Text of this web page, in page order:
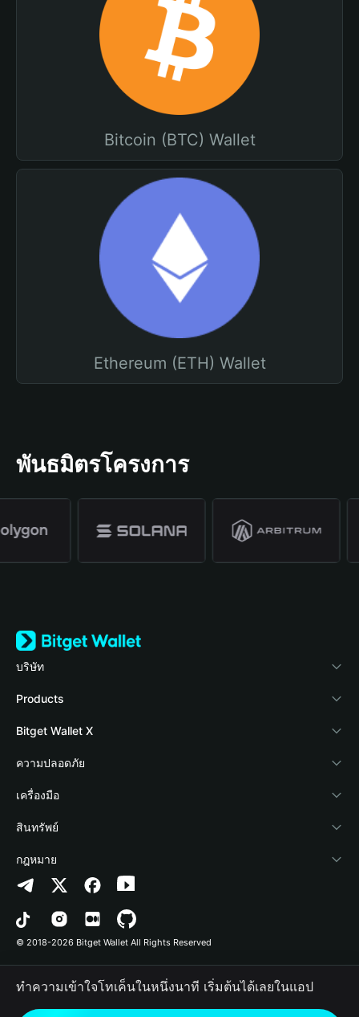
Bitcoin (BTC) Wallet
Ethereum (ETH) Wallet
พันธมิตรโครงการ
บริษัท
เกี่ยวกับ Bitget Wallet
Blog
Academy
ข่าวสารด้านคริปโต
ศูนย์ช่วยเหลือ
ติดต่อเรา
ทรัพยากรข้อมูลของแบรนด์
อาชีพ
Products
Crypto Card
Stablecoin Earn
Payfi Crypto
Crypto Swap API
Altcoin Season Index
Prediction Markets
DApp
RWA
Bitget Wallet X
นักพัฒนา
เชื่อมต่อ Wallet
Bitget Wallet Pay
ลิสต์โปรเจกต์
ความปลอดภัย
Protection Fund
เทคโนโลยีความปลอดภัย
เครื่องมือ
ซื้อคริปโต
การตรวจจับการอนุญาต
การตรวจจับสัญญา
การโอนเป็นชุด
สินทรัพย์
Arbitrum
Avalanche
Bitcoin
Polygon
กฎหมาย
นโยบายความเป็นส่วนตัว
ข้อตกลงในการใช้บริการ
© 2018-2026 Bitget Wallet All Rights Reserved
ทำความเข้าใจโทเค็นในหนึ่งนาที เริ่มต้นได้เลยในแอป